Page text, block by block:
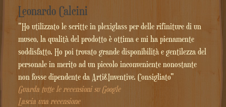
Leonardo Calcini
"Ho utilizzato le scritte in plexiglass per delle rifiniture di un
museo, la qualità del prodotto è ottima e mi ha pienamente
soddisfatto. Ho poi trovato grande disponibilità e gentilezza del
personale in merito ad un piccolo inconveniente nonostante
non fosse dipendente da Arti&Inventive. Consigliato"
Guarda tutte le recensioni su Google
Lascia una recensione